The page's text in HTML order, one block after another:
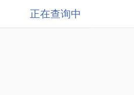
正在查询中